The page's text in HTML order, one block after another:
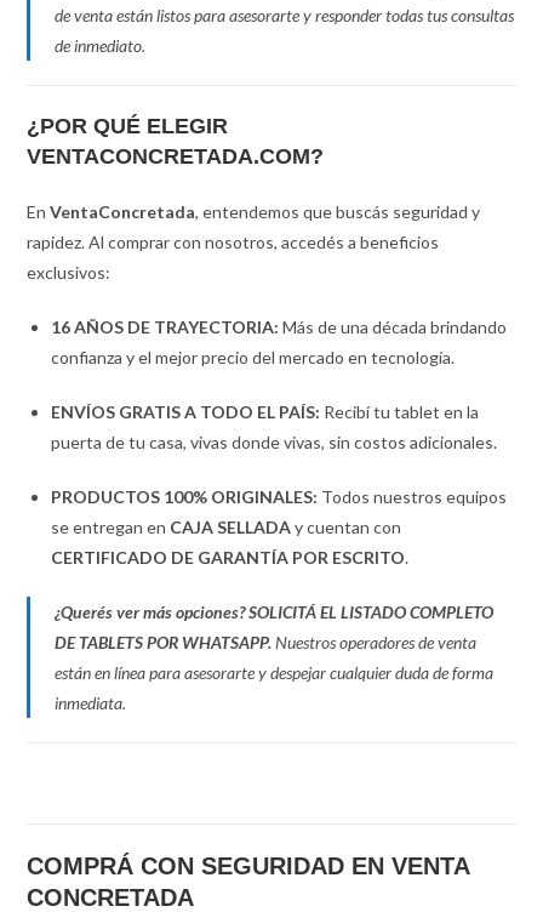
de venta están listos para asesorarte y responder todas tus consultas
de inmediato.
¿POR QUÉ ELEGIR
VENTACONCRETADA.COM?
EnVentaConcretada, entendemos que buscás seguridad y
rapidez. Al comprar con nosotros, accedés a beneficios
exclusivos:
16 AÑOS DE TRAYECTORIA: Más de una década brindando
confianza y el mejor precio del mercado en tecnología.
ENVÍOS GRATIS A TODO EL PAÍS: Recibí tu tablet en la
puerta de tu casa, vivas donde vivas, sin costos adicionales.
PRODUCTOS 100% ORIGINALES: Todos nuestros equipos
se entregan en CAJA SELLADAy cuentan con
CERTIFICADO DE GARANTÍA POR ESCRITO.
¿Querés ver más opciones?SOLICITÁ EL LISTADO COMPLETO
DE TABLETS POR WHATSAPP.Nuestros operadores de venta
están en línea para asesorarte y despejar cualquier duda de forma
inmediata.
COMPRÁ CON SEGURIDAD EN VENTA
CONCRETADA